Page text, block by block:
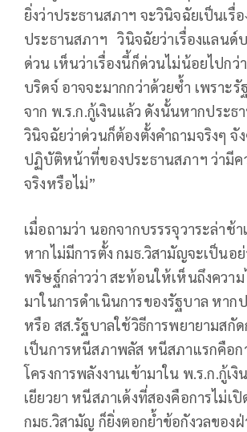
ยิ่งว่าประธานสภาฯ จะวินิจฉัยเป็นเรื่
ประธานสภาฯ วินิจฉัยว่าเรื่องแลนด์บ
ด่วน เห็นว่าเรื่องนี้ก็ด่วนไม่น้อยไปกว่
บริดจ์ อาจจะมากกว่าด้วยซ้ำ เพราะรั
จาก พ.ร.ก.กู้เงินแล้ว ดังนั้นหากประธ
วินิจฉัยว่าด่วนก็ต้องตั้งคำถามจริงๆ จั
ปฏิบัติหน้าที่ของประธานสภาฯ ว่ามีค
จริงหรือไม่”
เมื่อถามว่า นอกจากบรรรจุวาระล่าช้
หากไม่มีการตั้ง กมธ.วิสามัญจะเป็นอย่
พริษฐ์กล่าวว่า สะท้อนให้เห็นถึงความ
มาในการดำเนินการของรัฐบาล หาก
หรือ สส.รัฐบาลใช้วิธีการพยายามสกัด
เป็นการหนีสภาพลัส หนีสภาแรกคือก
โครงการพลังงานเข้ามาใน พ.ร.ก.กู้เ
เยียวยา หนีสภาเด้งที่สองคือการไม่เ
กมธ.วิสามัญ ก็ยิ่งตอกย้ำข้อกังวลของ